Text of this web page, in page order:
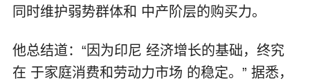
同时维护弱势群体和 中产阶层的购买力。
他总结道：“因为印尼 经济增长的基础，终究
在 于家庭消费和劳动力市场 的稳定。” 据悉，